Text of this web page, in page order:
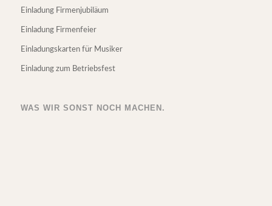
Einladung Firmenjubiläum
Einladung Firmenfeier
Einladungskarten für Musiker
Einladung zum Betriebsfest
WAS WIR SONST NOCH MACHEN.